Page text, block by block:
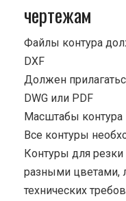
чертежам
Файлы контура
DXF
Должен
DWG или PDF
Масштабы контура
Все контуры
Контуры для
разными цветами,
технических